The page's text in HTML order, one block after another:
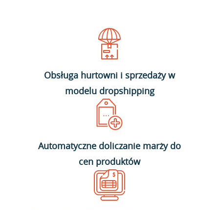
Obsługa hurtowni i sprzedaży w
modelu dropshipping
Automatyczne doliczanie marży do
cen produktów